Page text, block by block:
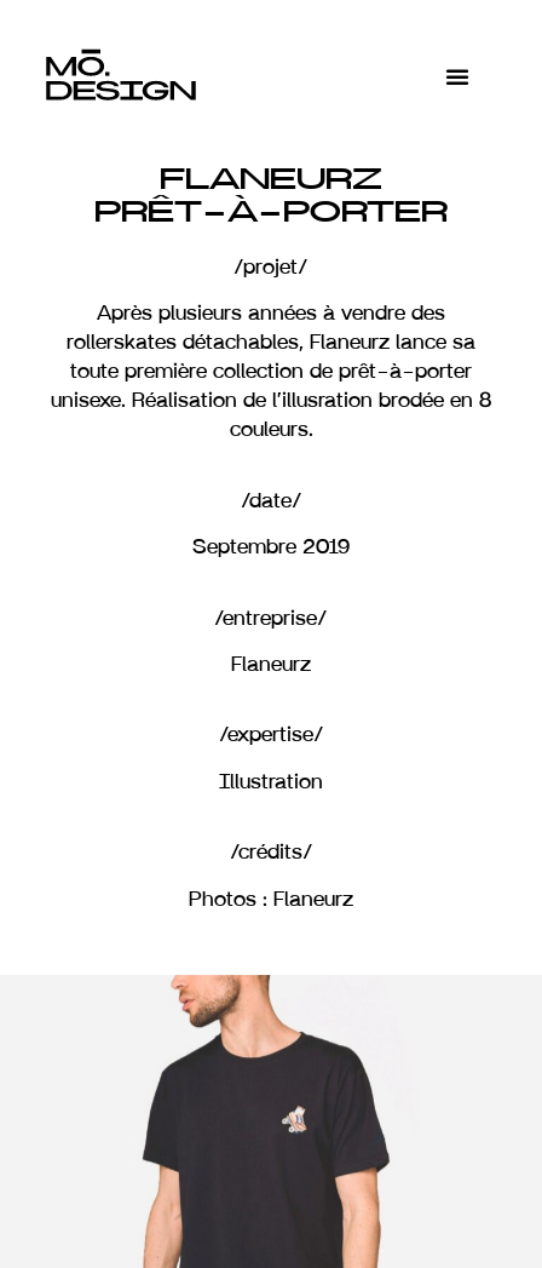
FLANEURZ
PRÊT-À-PORTER
/projet/
Après plusieurs années à vendre des
rollerskates détachables, Flaneurz lance sa
toute première collection de prêt-à-porter
unisexe. Réalisation de l’illusration brodée en 8
couleurs.
/date/
Septembre 2019
/entreprise/
Flaneurz
/expertise/
Illustration
/crédits/
Photos : Flaneurz